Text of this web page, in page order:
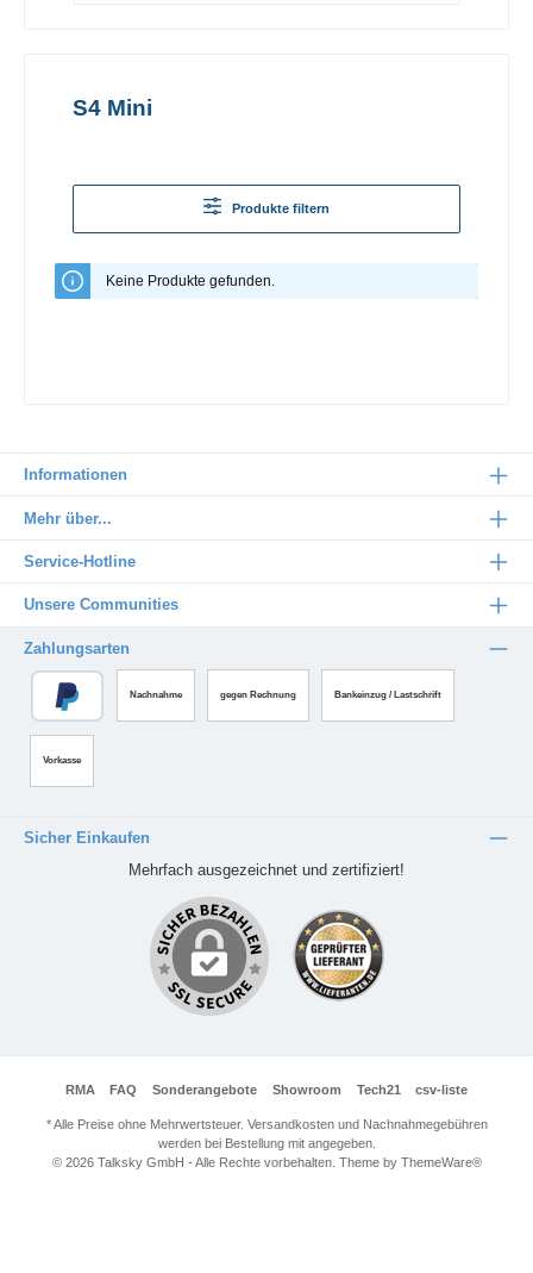
S4 Mini
Produkte filtern
Keine Produkte gefunden.
Informationen
Mehr über...
Service-Hotline
Unsere Communities
Zahlungsarten
Nachnahme gegen Rechnung Bankeinzug / Lastschrift
Vorkasse
Sicher Einkaufen
Mehrfach ausgezeichnet und zertifiziert!
RMA FAQ Sonderangebote Showroom Tech21 csv-liste
* Alle Preise ohne Mehrwertsteuer. Versandkosten und Nachnahmegebühren
werden bei Bestellung mit angegeben.
© 2026 Talksky GmbH - Alle Rechte vorbehalten. Theme by ThemeWare®